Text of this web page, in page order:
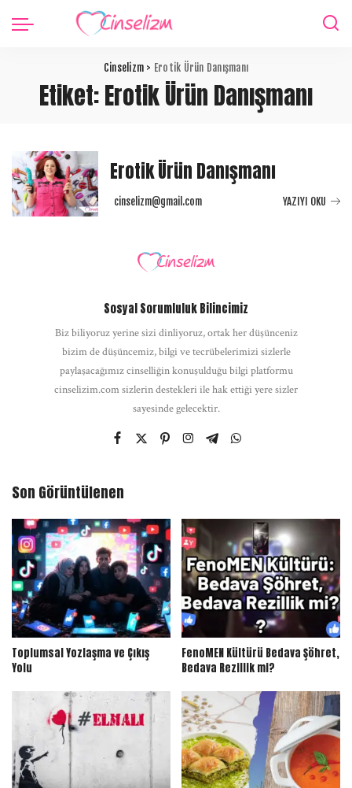
Cinselizm > Erotik Ürün Danışmanı
Etiket:Erotik Ürün Danışmanı
Erotik Ürün Danışmanı
Posted
cinselizm@gmail.com YAZIYI OKU
Sosyal Sorumluluk Bilincimiz
Biz biliyoruz yerine sizi dinliyoruz, ortak her düşünceniz
bizim de düşüncemiz, bilgi ve tecrübelerimizi sizlerle
paylaşacağımız cinselliğin konuşulduğu bilgi platformu
cinselizim.com sizlerin destekleri ile hak ettiği yere sizler
sayesinde gelecektir.
Son Görüntülenen
Toplumsal Yozlaşma ve Çıkış
Yolu
FenoMEN Kültürü Bedava Şöhret,
Bedava Rezillik mi?